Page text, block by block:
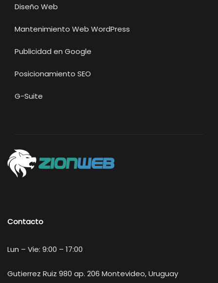
Diseño Web
Mantenimiento Web WordPress
Publicidad en Google
Posicionamiento SEO
G-Suite
Contacto
Lun – Vie: 9:00 – 17:00
Gutierrez Ruiz 980 ap. 206 Montevideo, Uruguay